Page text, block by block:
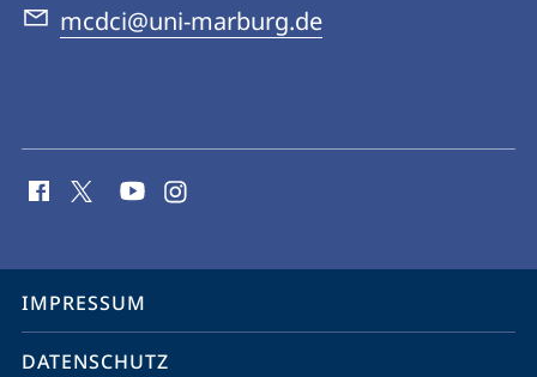
mcdci@uni-marburg.de
Media
Service-
Navigation
IMPRESSUM
DATENSCHUTZ